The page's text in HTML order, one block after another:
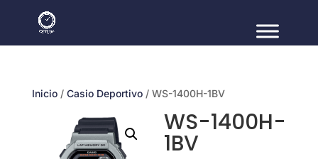
Inicio/ Casio Deportivo/ WS-1400H-1BV
WS-1400H-
1BV